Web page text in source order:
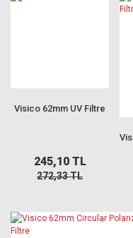
Visico 62mm UV Filtre
245,10 TL
272,33 TL